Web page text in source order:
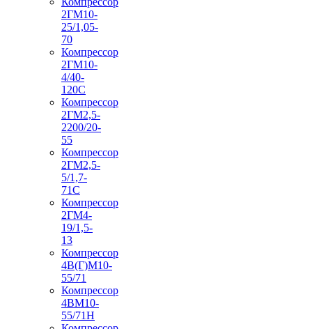
2ГМ10-
25/1,05-
70
Компрессор
2ГМ10-
4/40-
120С
Компрессор
2ГМ2,5-
2200/20-
55
Компрессор
2ГМ2,5-
5/1,7-
71С
Компрессор
2ГМ4-
19/1,5-
13
Компрессор
4В(Г)М10-
55/71
Компрессор
4ВМ10-
55/71Н